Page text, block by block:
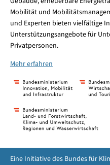
Mobilität und
und Experten bieten vielfältige
Unterstützungsangebote für
Privatpersonen.
Mehr erfahren
Eine Initiative des Bundes für